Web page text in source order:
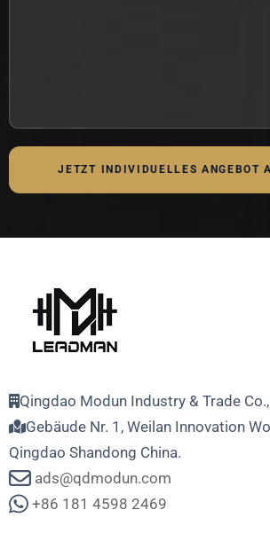
JETZT INDIVIDUELLES ANGEBOT
Qingdao Modun Industry & Trade
Gebäude Nr. 1, Weilan Innovation
Qingdao Shandong China.
ads@qdmodun.com
+86 181 4598 2469